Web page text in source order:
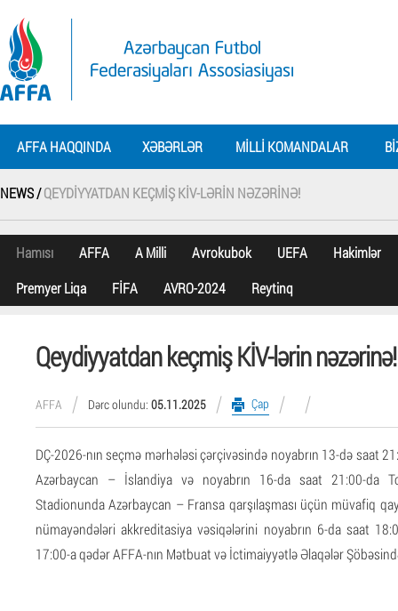
AFFA HAQQINDA XƏBƏRLƏR MILLI KOMANDALAR
NEWS /QEYDIYYATDAN KEÇMIŞ KİV-LƏRIN NƏZƏRINƏ!
Hamısı AFFA A Milli Avrokubok UEFA
Hakimlər
Premyer Liqa
FİFA AVRO-2024 Reytinq
Qeydiyyatdan keçmiş KİV-lərin nəzərinə!
AFFA Dərc olundu: 05.11.2025 Çap
DÇ-2026-nın seçmə mərhələsi çərçivəsində noyabrın 13-də saat
Azərbaycan – İslandiya və noyabrın 16-da saat 21:00-da
Stadionunda Azərbaycan – Fransa qarşılaşması üçün müvafiq
nümayəndələri akkreditasiya vəsiqələrini noyabrın 6-da saat
17:00-a qədər AFFA-nın Mətbuat və İctimaiyyətlə Əlaqələr